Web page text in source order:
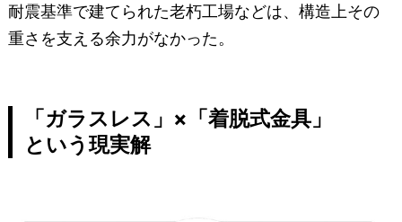
耐震基準で建てられた老朽工場などは、構造上その
重さを支える余力がなかった。
「ガラスレス」×「着脱式金具」
という現実解